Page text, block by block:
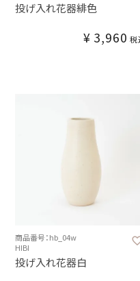
投げ入れ花器緋色
¥ 3,960 税
商品番号：hb_04w
HIBI
投げ入れ花器白